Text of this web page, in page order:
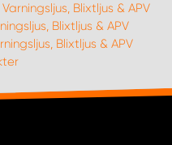
Blixtljus & APV
Blixtljus & APV
Blixtljus & APV